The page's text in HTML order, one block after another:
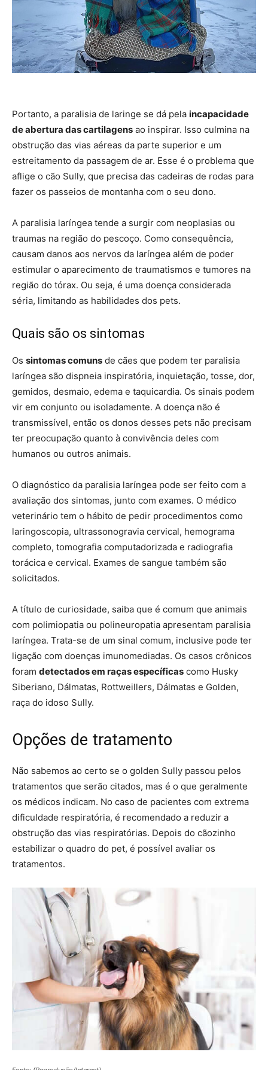
Portanto, a paralisia de laringe se dá pela incapacidade
de abertura das cartilagens ao inspirar. Isso culmina na
obstrução das vias aéreas da parte superior e um
estreitamento da passagem de ar. Esse é o problema que
aflige o cão Sully, que precisa das cadeiras de rodas para
fazer os passeios de montanha com o seu dono.
A paralisia laríngea tende a surgir com neoplasias ou
traumas na região do pescoço. Como consequência,
causam danos aos nervos da laríngea além de poder
estimular o aparecimento de traumatismos e tumores na
região do tórax. Ou seja, é uma doença considerada
séria, limitando as habilidades dos pets.
Quais são os sintomas
Os sintomas comuns de cães que podem ter paralisia
laríngea são dispneia inspiratória, inquietação, tosse, dor,
gemidos, desmaio, edema e taquicardia. Os sinais podem
vir em conjunto ou isoladamente. A doença não é
transmissível, então os donos desses pets não precisam
ter preocupação quanto à convivência deles com
humanos ou outros animais.
O diagnóstico da paralisia laríngea pode ser feito com a
avaliação dos sintomas, junto com exames. O médico
veterinário tem o hábito de pedir procedimentos como
laringoscopia, ultrassonogravia cervical, hemograma
completo, tomografia computadorizada e radiografia
torácica e cervical. Exames de sangue também são
solicitados.
A título de curiosidade, saiba que é comum que animais
com polimiopatia ou polineuropatia apresentam paralisia
laríngea. Trata-se de um sinal comum, inclusive pode ter
ligação com doenças imunomediadas. Os casos crônicos
foram detectados em raças específicas como Husky
Siberiano, Dálmatas, Rottweillers, Dálmatas e Golden,
raça do idoso Sully.
Opções de tratamento
Não sabemos ao certo se o golden Sully passou pelos
tratamentos que serão citados, mas é o que geralmente
os médicos indicam. No caso de pacientes com extrema
dificuldade respiratória, é recomendado a reduzir a
obstrução das vias respiratórias. Depois do cãozinho
estabilizar o quadro do pet, é possível avaliar os
tratamentos.